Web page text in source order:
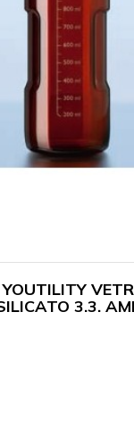
3.3.